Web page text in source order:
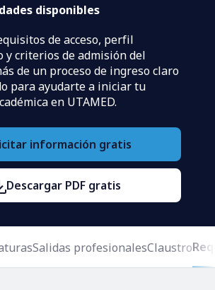
disponibles
de acceso, perfil
y criterios de admisión del
de un proceso de ingreso claro
para ayudarte a iniciar tu
en UTAMED.
información gratis
Descargar PDF gratis
Salidas profesionalesClaustro